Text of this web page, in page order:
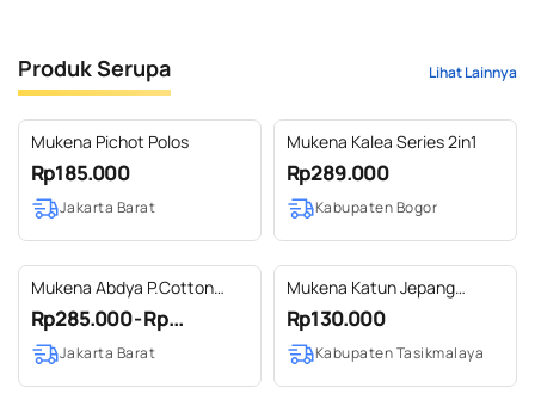
Produk Serupa Lihat Lainnya
Mukena Pichot Polos
Rp185.000
Jakarta Barat
Mukena Kalea Series 2in1
Rp289.000
Kabupaten Bogor
Mukena Abdya P.Cotton
Zipper
Rp285.000 - Rp...
Jakarta Barat
Mukena Katun Jepang
Grade A
Rp130.000
Kabupaten Tasikmalaya